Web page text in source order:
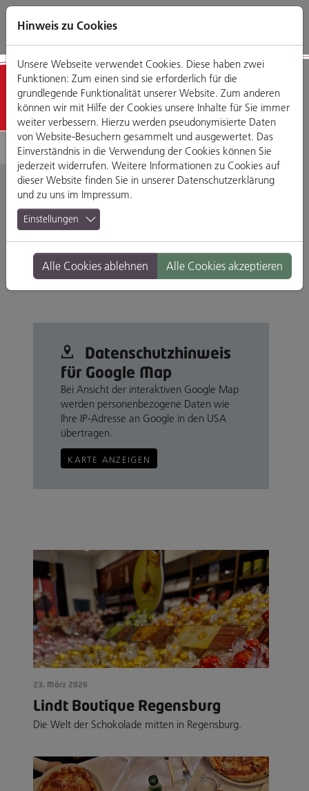
Direkt
zum
Zum
Hauptmenü
Zum
Footermenü
Zur
Website-
Detailansicht
ESSBAR
Frauenbergl, 93047 Regensburg
Branche: Restaurants & Gasthäuser
Standort: Altstadt
Datenschutz­hinweis
für Google Map
Bei Ansicht der interaktiven Google Map
werden personenbezogene Daten wie
Ihre IP-Adresse an Google in den USA
übertragen.
KARTE ANZEIGEN
23. März 2026
Lindt Boutique Regensburg
Die Welt der Schokolade mitten in Regensburg.
Hinweis zu Cookies
Unsere Webseite verwendet Cookies. Diese haben zwei
Funktionen: Zum einen sind sie erforderlich für die
grundlegende Funktionalität unserer Website. Zum anderen
können wir mit Hilfe der Cookies unsere Inhalte für Sie immer
weiter verbessern. Hierzu werden pseudonymisierte Daten
von Website-Besuchern gesammelt und ausgewertet. Das
Einverständnis in die Verwendung der Cookies können Sie
jederzeit widerrufen. Weitere Informationen zu Cookies auf
dieser Website finden Sie in unserer Datenschutzerklärung
und zu uns im Impressum.
Einstellungen
Alle Cookies ablehnen Alle Cookies akzeptieren